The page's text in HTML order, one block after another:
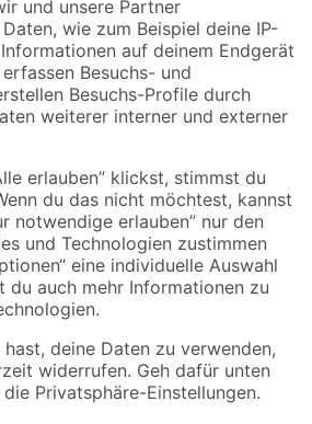
Versandarten
MwSt.. Die dargestellten Angebote sind unter
verfügbar. Die angegebenen Verfügbarkeiten beziehen
toom Baumarkt. Alle Angebote und